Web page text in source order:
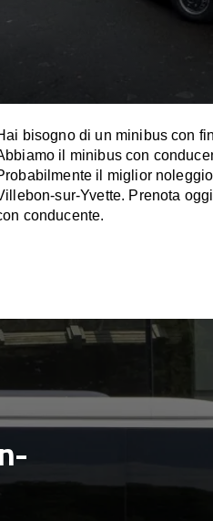
bisogno di un minibus con
il minibus con
il miglior
sur-Yvette. Prenota
conducente.